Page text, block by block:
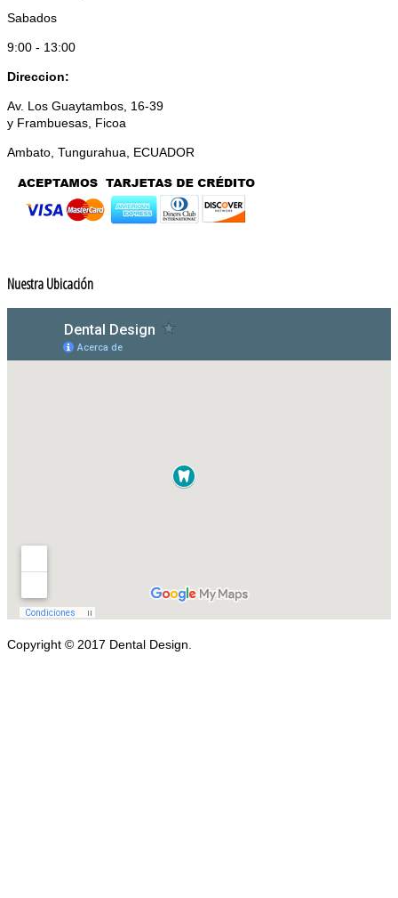
Sabados
9:00 - 13:00
Direccion:
Av. Los Guaytambos, 16-39
y Frambuesas, Ficoa
Ambato, Tungurahua, ECUADOR
Nuestra Ubicación
Copyright © 2017 Dental Design.